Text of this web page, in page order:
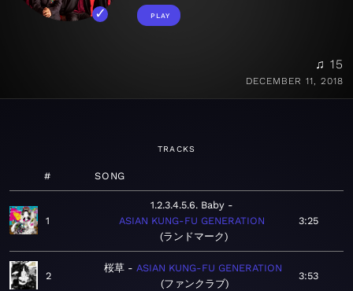
PLAY
♫ 15
DECEMBER 11, 2018
TRACKS
# SONG
1
1.2.3.4.5.6. Baby
ASIAN KUNG-FU GENERATION
ランドマーク
3:25
2
桜草
ASIAN KUNG-FU GENERATION
ファンクラブ
3:53